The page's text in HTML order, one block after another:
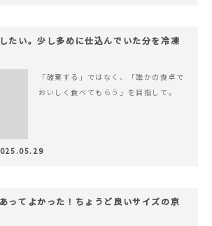
たい。少し多めに仕込んでいた分を冷凍
「破棄する」ではなく、「誰かの食卓で
おいしく食べてもらう」を目指して。
ってよかった！ちょうど良いサイズの京